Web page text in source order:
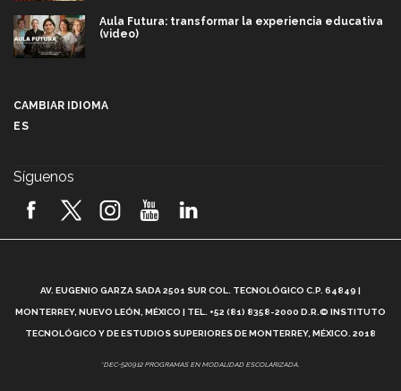
Aula Futura: transformar la experiencia educativa
(video)
2026! (video)
¿Cómo es el Modelo Educativo Tec? (video)
Vida Tec: Feminismo e Inteligencia Artificial, Paola
CAMBIAR IDIOMA
ES
Síguenos
AV. EUGENIO GARZA SADA 2501 SUR COL. TECNOLÓGICO C.P. 64849 |
MONTERREY, NUEVO LEÓN, MÉXICO | TEL. +52 (81) 8358-2000 D.R.© INSTITUTO
TECNOLÓGICO Y DE ESTUDIOS SUPERIORES DE MONTERREY, MÉXICO. 2018
*DEC-520912 PROGRAMAS EN MODALIDAD ESCOLARIZADA.